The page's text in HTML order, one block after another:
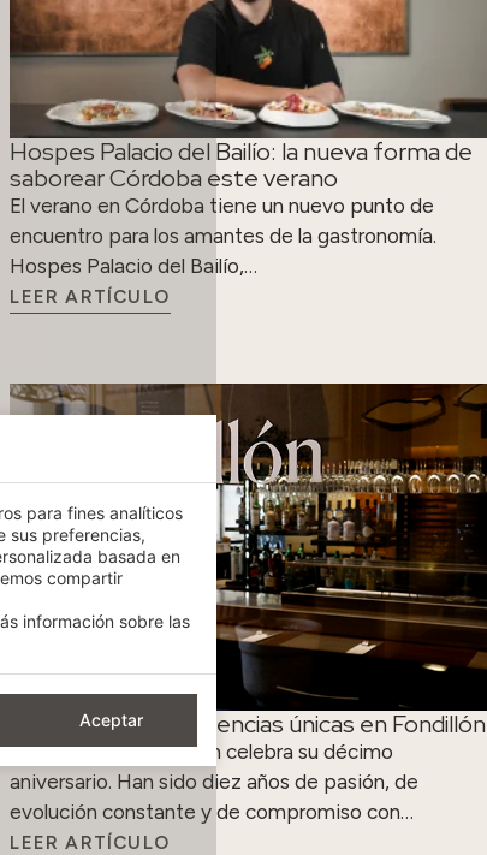
Hospes Palacio del Bailío: la nueva forma de
saborear Córdoba este verano
El verano en Córdoba tiene un nuevo punto de
encuentro para los amantes de la gastronomía.
Hospes Palacio del Bailío,…
LEER ARTÍCULO
Diez años de experiencias únicas en Fondillón
El restaurante Fondillón celebra su décimo
aniversario. Han sido diez años de pasión, de
evolución constante y de compromiso con…
LEER ARTÍCULO
para fines analíticos
sus preferencias,
basada en
compartir
información sobre las
Aceptar